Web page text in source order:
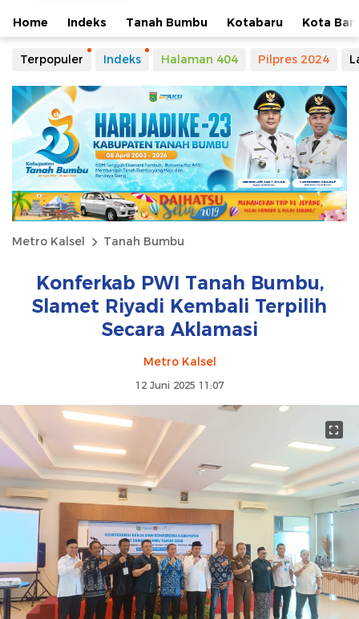
Home Indeks Tanah Bumbu Kotabaru Kota
Terpopuler Indeks Halaman 404 Pilpres 2024
Metro Kalsel Tanah Bumbu
Konferkab PWI Tanah Bumbu,
Slamet Riyadi Kembali Terpilih
Secara Aklamasi
Metro Kalsel
12 Juni 2025 11:07